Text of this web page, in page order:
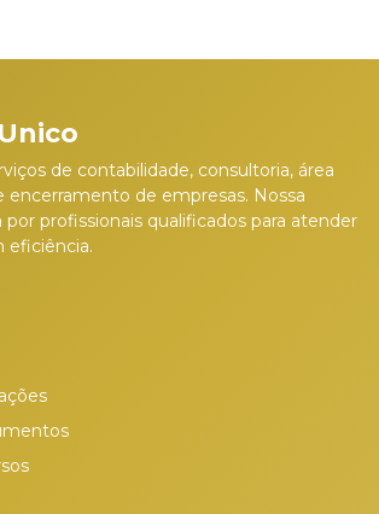
de contabilidade, consultoria, área
encerramento de empresas. Nossa
profissionais qualificados para atender
eficiência.